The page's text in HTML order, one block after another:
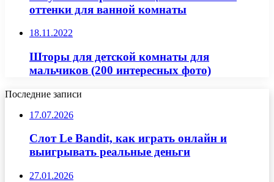
оттенки для ванной комнаты
18.11.2022
Шторы для детской комнаты для
мальчиков (200 интересных фото)
Последние записи
17.07.2026
Слот Le Bandit, как играть онлайн и
выигрывать реальные деньги
27.01.2026